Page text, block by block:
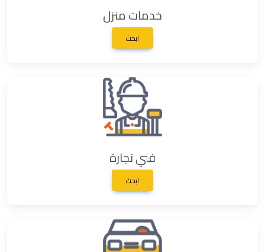
خدمات منزل
ابحث
فني نجارة
ابحث